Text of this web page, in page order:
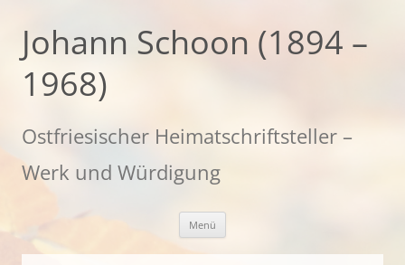
springen
Johann Schoon (1894 –
1968)
Ostfriesischer Heimatschriftsteller –
Werk und Würdigung
Menü